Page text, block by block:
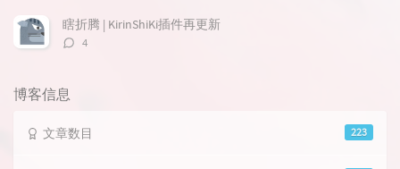
数：
瞎折腾 | KirinShiKi插件再更新
评
4
博客信息
223
文章数目